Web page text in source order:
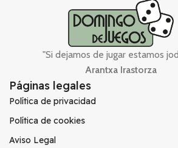
"Si dejamos de jugar estamos
Arantxa Irastorza
Páginas legales
Política de privacidad
Política de cookies
Aviso Legal